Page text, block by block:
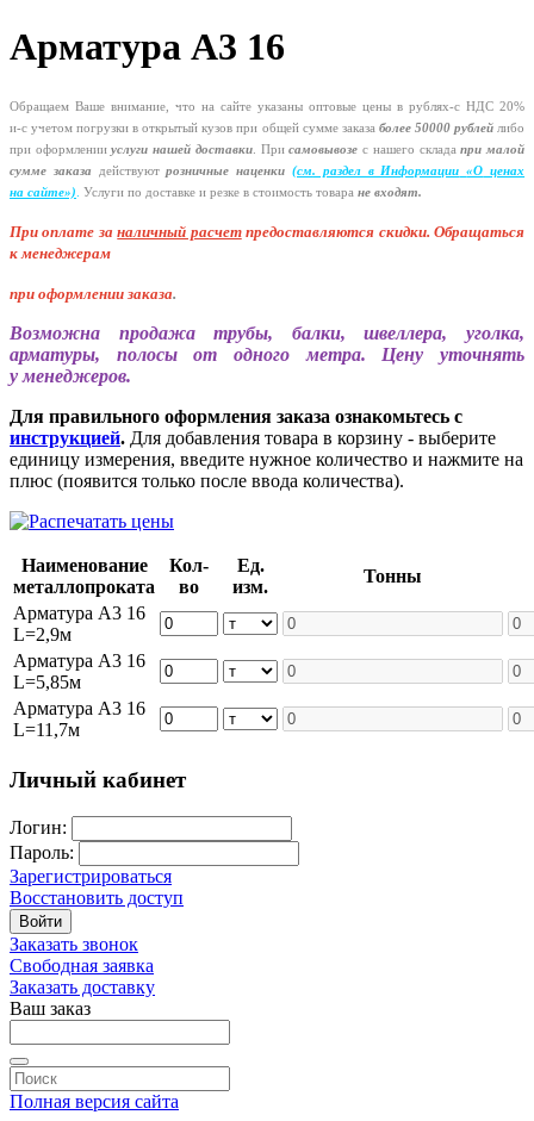
Арматура А3 16
Обращаем Ваше внимание, что на сайте указаны оптовые цены в рублях-с НДС 20%
и-с учетом погрузки в открытый кузов при общей сумме заказа более 50000 рублейлибо
при оформленииуслуги нашей доставки. Присамовывозе с нашего складапри малой
сумме заказа
действуютрозничные наценки (см. раздел в Информации «О ценах
на сайте»). Услуги по доставке и резке в стоимость товара не входят.
При оплате заналичный расчет предоставляются скидки. Обращаться
к менеджерам
при оформлении заказа.
Возможна продажа трубы, балки, швеллера, уголка,
арматуры, полосы от одного метра. Цену уточнять
у менеджеров.
Для правильного оформления заказа ознакомьтесь с
инструкцией. Для добавления товара в корзину - выберите
единицу измерения, введите нужное количество и нажмите на
плюс (появится только после ввода количества).
Наименование
металлопроката
Кол-
во
Ед.
изм.
Тонны
Арматура А3 16
L=2,9м
Арматура А3 16
L=5,85м
Арматура А3 16
L=11,7м
Личный кабинет
Логин:
Пароль:
Зарегистрироваться
Восстановить доступ
Войти
Заказать звонок
Свободная заявка
Заказать доставку
Ваш заказ
Полная версия сайта